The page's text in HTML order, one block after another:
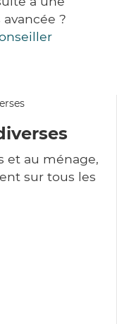
?
et au ménage,
sur tous les